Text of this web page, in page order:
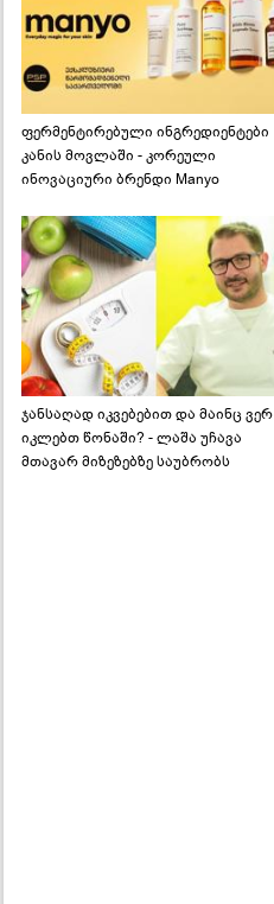
ფერმენტირებული ინგრედიენტები
კანის მოვლაში - კორეული
ინოვაციური ბრენდი Manyo
ჯანსაღად იკვებებით და მაინც ვერ
იკლებთ წონაში? - ლაშა უჩავა
მთავარ მიზეზებზე საუბრობს